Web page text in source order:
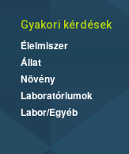
Gyakori kérdések
Élelmiszer
Állat
Növény
Laboratóriumok
Labor/Egyéb